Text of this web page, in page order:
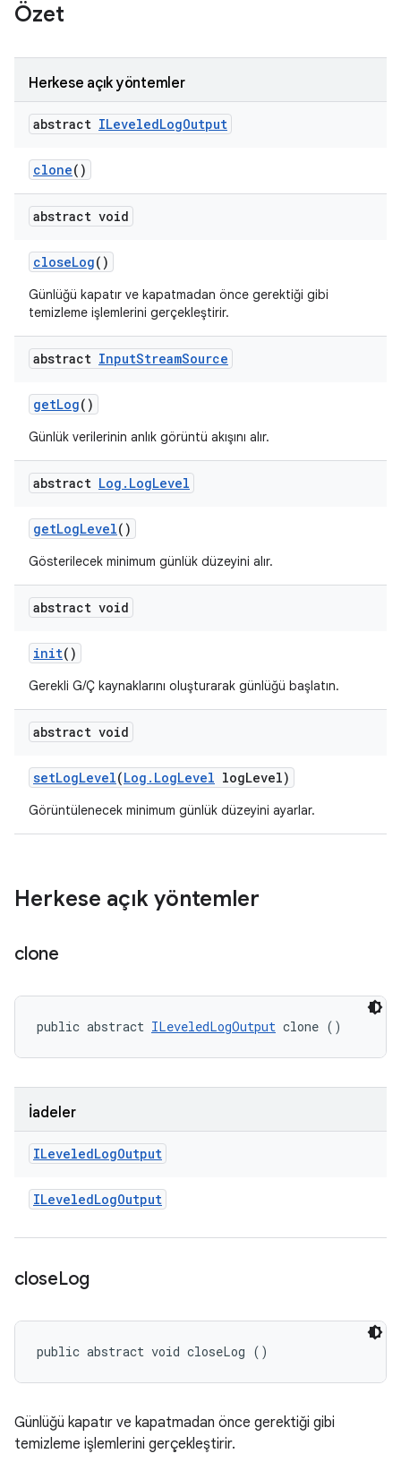
Özet
Herkese açık yöntemler
abstract ILeveledLogOutput
clone()
abstract void
closeLog()
Günlüğü kapatır ve kapatmadan önce gerektiği gibi
temizleme işlemlerini gerçekleştirir.
abstract InputStreamSource
getLog()
Günlük verilerinin anlık görüntü akışını alır.
abstract Log . LogLevel
getLogLevel()
Gösterilecek minimum günlük düzeyini alır.
abstract void
init()
Gerekli G/Ç kaynaklarını oluşturarak günlüğü başlatın.
abstract void
setLogLevel(Log . LogLevel logLevel)
Görüntülenecek minimum günlük düzeyini ayarlar.
Herkese açık yöntemler
clone
public abstract ILeveledLogOutput clone ()
İadeler
ILeveledLogOutput
ILeveledLogOutput
closeLog
public abstract void closeLog ()
Günlüğü kapatır ve kapatmadan önce gerektiği gibi
temizleme işlemlerini gerçekleştirir.